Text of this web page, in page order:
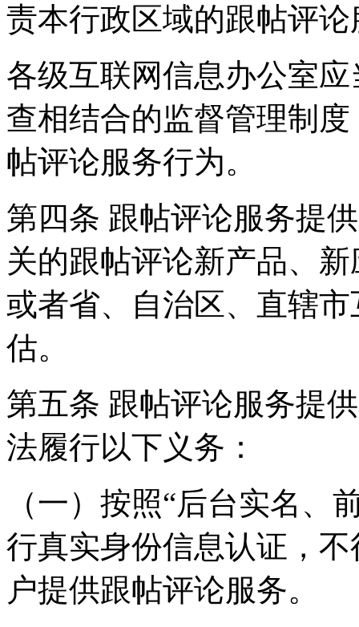
责本行政区域的跟帖评
各级互联网信息办公室
查相结合的监督管理制
帖评论服务行为。
第四条 跟帖评论服务提
关的跟帖评论新产品、
或者省、自治区、直辖
估。
第五条 跟帖评论服务提
法履行以下义务：
（一）按照“后台实名、
行真实身份信息认证，
户提供跟帖评论服务。